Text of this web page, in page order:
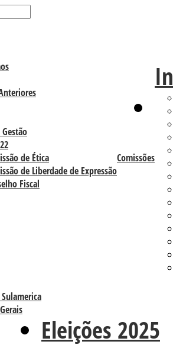
Comissões
de Ética
de Liberdade de Expressão
Fiscal
Eleições 2025